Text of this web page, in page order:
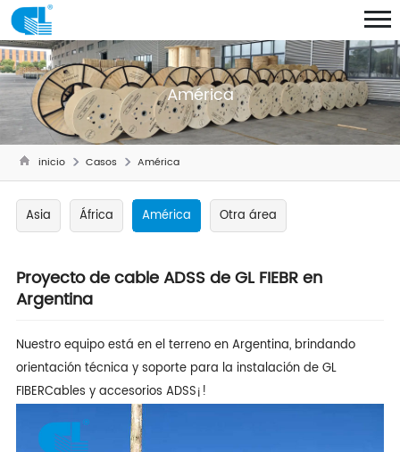
América
inicio Casos América
Asia África América Otra área
Proyecto de cable ADSS de GL FIEBR en
Argentina
Nuestro equipo está en el terreno en Argentina, brindando
orientación técnica y soporte para la instalación de GL
FIBERCables y accesorios ADSS¡!